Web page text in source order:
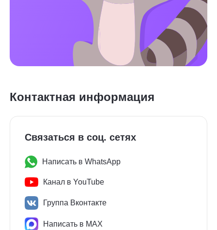
Контактная информация
Связаться в соц. сетях
Написать в WhatsApp
Канал в YouTube
Группа Вконтакте
Написать в MAX